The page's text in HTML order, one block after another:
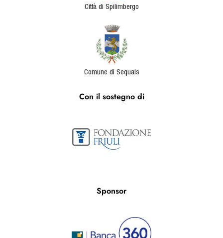
Città di Spilimbergo
Comune di Sequals
Con il sostegno di
Sponsor